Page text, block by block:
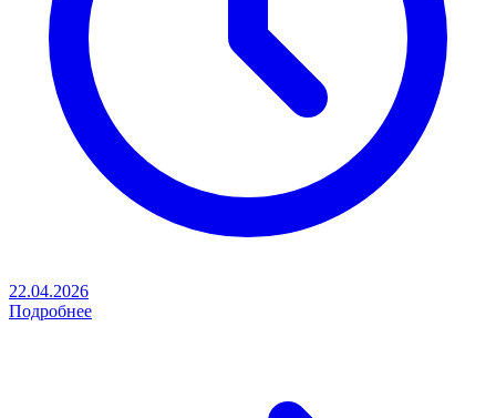
22.04.2026
Подробнее